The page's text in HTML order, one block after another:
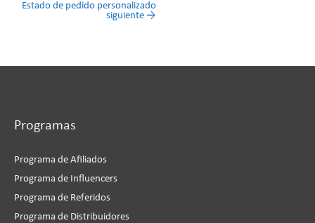
Estado de pedido personalizado
siguiente →
Programas
Programa de Afiliados
Programa de Influencers
Programa de Referidos
Programa de Distribuidores